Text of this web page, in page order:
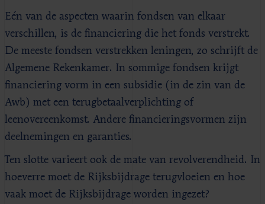
Eén van de aspecten waarin fondsen van elkaar
verschillen, is de financiering die het fonds verstrekt.
De meeste fondsen verstrekken leningen, zo schrijft de
Algemene Rekenkamer. In sommige fondsen krijgt
financiering vorm in een subsidie (in de zin van de
Awb) met een terugbetaalverplichting of
leenovereenkomst. Andere financieringsvormen zijn
deelnemingen en garanties.
Ten slotte varieert ook de mate van revolverendheid. In
hoeverre moet de Rijksbijdrage terugvloeien en hoe
vaak moet de Rijksbijdrage worden ingezet?